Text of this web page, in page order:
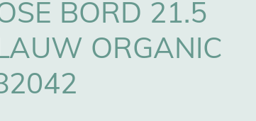
BORD 21.5
ORGANIC